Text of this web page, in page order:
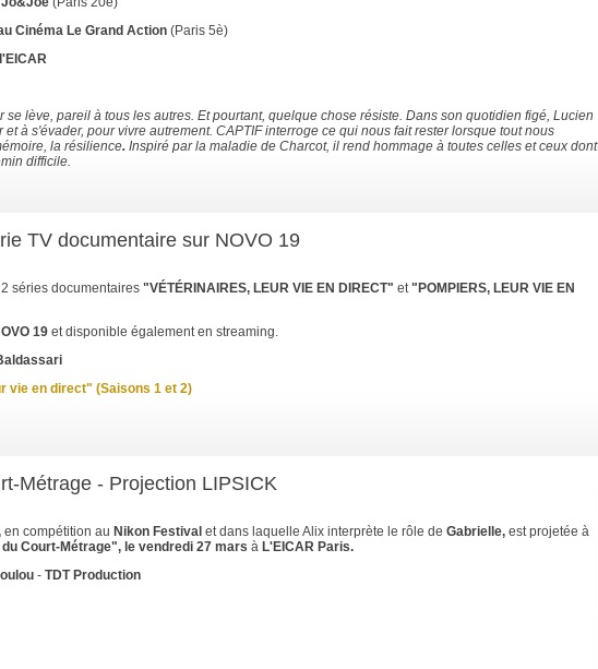
Cinéma Le Grand Action (Paris 5è)
l'EICAR
se lève, pareil à tous les autres. Et pourtant, quelque chose résiste. Dans son quotidien figé, Lucien
à s'évader, pour vivre autrement. CAPTIF interroge ce qui nous fait rester lorsque tout nous
la résilience. Inspiré par la maladie de Charcot, il rend hommage à toutes celles et ceux dont
difficile.
TV documentaire sur NOVO 19
séries documentaires "VÉTÉRINAIRES, LEUR VIE EN DIRECT" et"POMPIERS, LEUR VIE EN
19 et disponible également en streaming.
vie en direct" (Saisons 1 et 2)
Métrage - Projection LIPSICK
en compétition au Nikon Festival et dans laquelle Alix interprète le rôle de Gabrielle, est projetée à
Court-Métrage", le vendredi 27 mars à L'EICAR Paris.
- TDT Production